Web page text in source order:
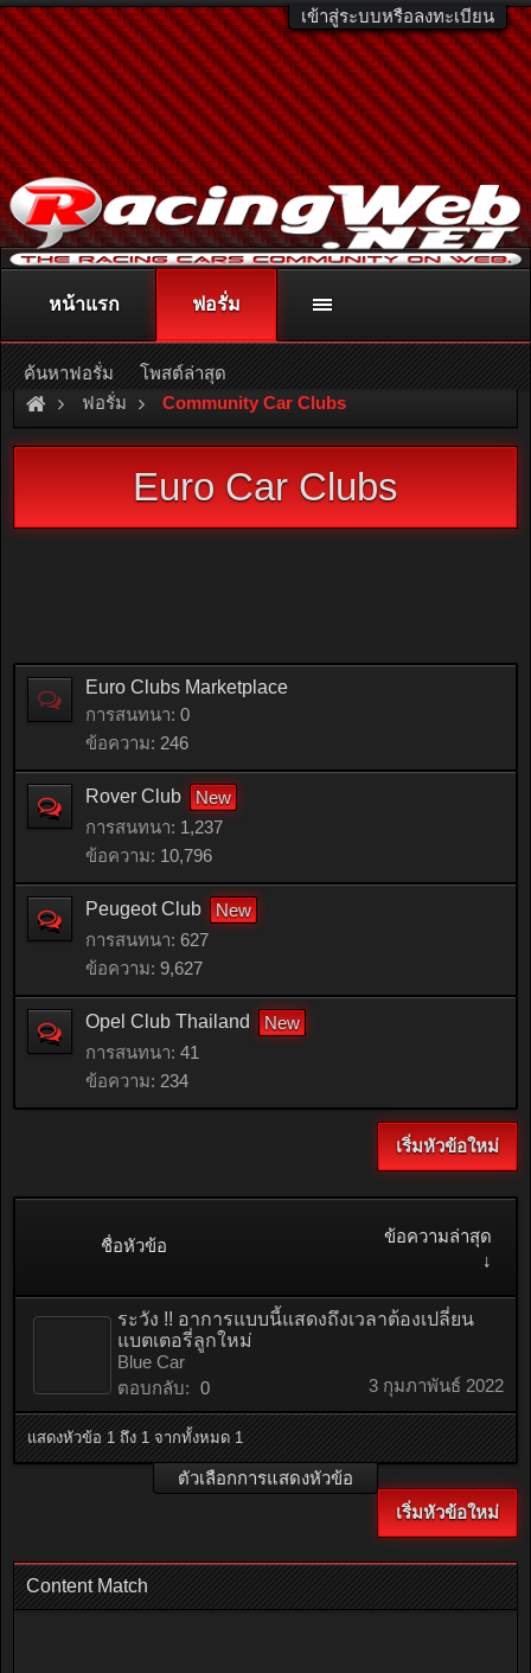
เข้าสู่ระบบหรือลงทะเบียน
ติดต่อลงโฆษณา racingweb@gmail.comหรือโทร. 081-811-1138
หรืออ่านรายละเอียดเพิ่มเติม คลิกที่นี่
ฟอรั่ม Community Car Clubs
Euro Car Clubs
Euro Clubs Marketplace
การสนทนา: 0
ข้อความ: 246
Rover Club
การสนทนา: 1,237
ข้อความ: 10,796
Peugeot Club
การสนทนา: 627
ข้อความ: 9,627
Opel Club Thailand
การสนทนา: 41
ข้อความ: 234
เริ่มหัวข้อใหม่
ชื่อหัวข้อ
ข้อความล่าสุด
↓
ระวัง !! อาการแบบนี้แสดงถึงเวลาต้องเปลี่ยน
แบตเตอรี่ลูกใหม่
Blue Car
ตอบกลับ: 0 3 กุมภาพันธ์ 2022
แสดงหัวข้อ 1 ถึง 1 จากทั้งหมด 1
ตัวเลือกการแสดงหัวข้อ
เริ่มหัวข้อใหม่
Content Match
หน้าแรก ฟอรั่ม
ค้นหาฟอรั่ม โพสต์ล่าสุด